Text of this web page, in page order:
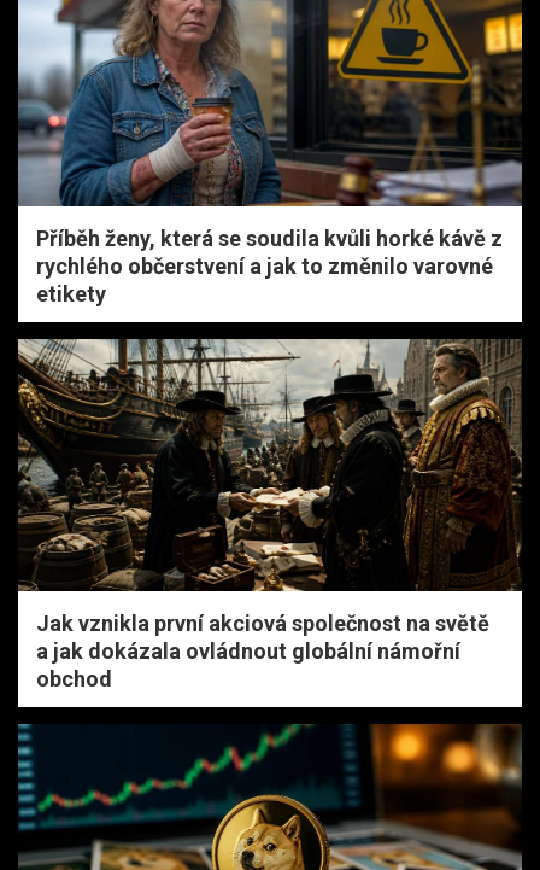
Příběh ženy, která se soudila kvůli horké kávě z
rychlého občerstvení a jak to změnilo varovné
etikety
Jak vznikla první akciová společnost na světě
a jak dokázala ovládnout globální námořní
obchod